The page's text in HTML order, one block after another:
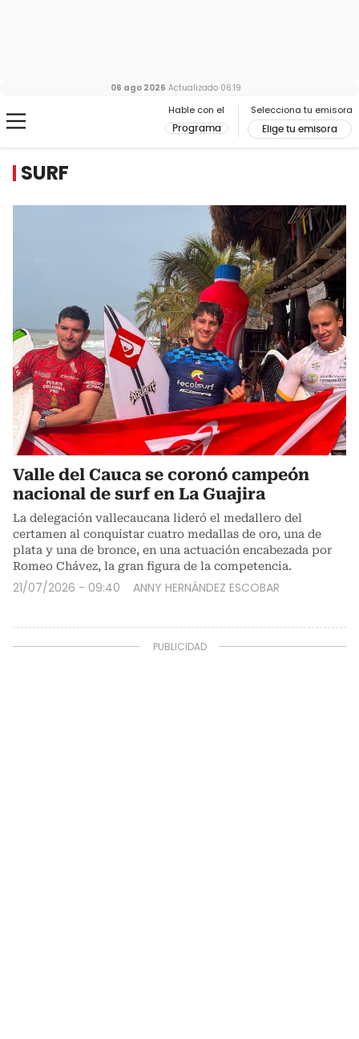
Hable con el
Programa
Selecciona tu emisora
Elige tu emisora
06 ago 2026 Actualizado 06:19
SURF
Valle del Cauca se coronó campeón
nacional de surf en La Guajira
La delegación vallecaucana lideró el medallero del
certamen al conquistar cuatro medallas de oro, una de
plata y una de bronce, en una actuación encabezada por
Romeo Chávez, la gran figura de la competencia.
21/07/2026 - 09:40 ANNY HERNÁNDEZ ESCOBAR